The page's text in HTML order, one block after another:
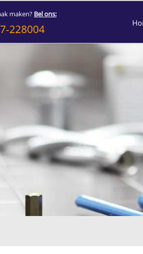
maken? Bel ons:
228004